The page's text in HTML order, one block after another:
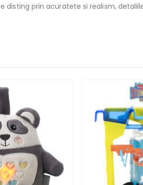
prin acuratete si realism,